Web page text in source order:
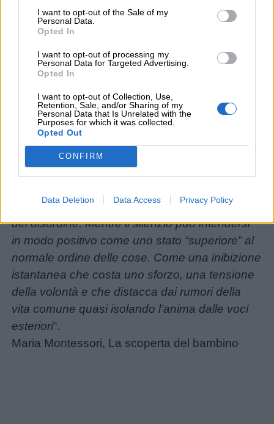
I want to opt-out of the Sale of my
Personal Data.
Opted In
I want to opt-out of processing my
Personal Data for Targeted Advertising.
Opted In
I want to opt-out of Collection, Use,
Retention, Sale, and/or Sharing of my
Personal Data that Is Unrelated with the
Purposes for which it was collected.
Opted Out
CONFIRM
Data Deletion Data Access Privacy Policy
Educazione
positiva
reazione, la negazione della scompostezza e
del disordine. Mentre il silenzio può intendersi
in modo positivo come uno stato “superiore” al
normale ordine delle cose. Come una inibizione
istantanea che costa uno sforzo, una tensione
della volontà e che distacca dai rumori della
vita comune quasi isolando l’anima dalle voci
esteriori“.
Maria Montessori, La scoperta del bambino